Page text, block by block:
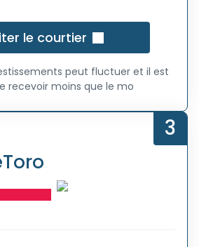
le courtier
peut fluctuer et il est
recevoir moins que le mo
3